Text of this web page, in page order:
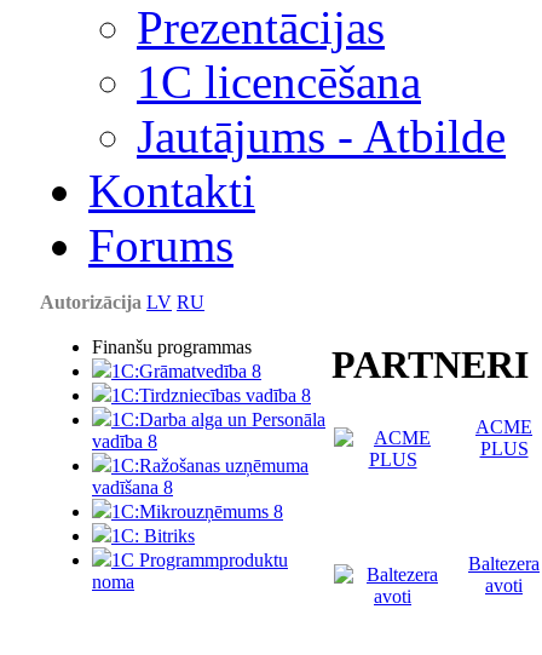
Prezentācijas
1С licencēšana
Jautājums - Atbilde
Kontakti
Forums
Autorizācija LV RU
Finanšu programmas
1C:Grāmatvedība 8
1C:Tirdzniecības vadība 8
1C:Darba alga un Personāla
vadība 8
1C:Ražošanas uzņēmuma
vadīšana 8
1С:Мikrouzņēmums 8
1C: Bitriks
1C Programmproduktu
noma
PARTNERI
ACME
PLUS
Baltezera
avoti